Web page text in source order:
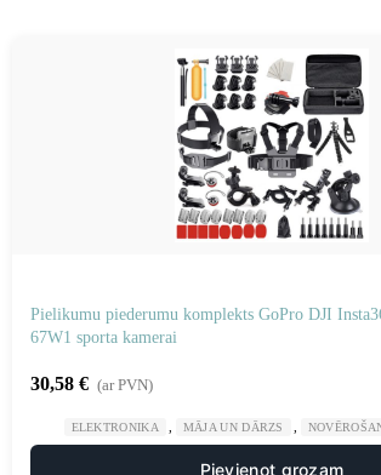
Pielikumu piederumu komplekts GoPro DJI
67W1 sporta kamerai
30,58 € (ar PVN)
ELEKTRONIKA MĀJA UN DĀRZS
Pievienot grozam